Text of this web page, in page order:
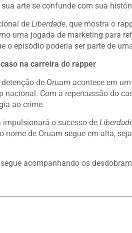
arte se confunde com sua
de Liberdade, que mostra o
uma jogada de marketing para
o episódio poderia ser parte de
na carreira do rapper
de Oruam acontece em
nacional. Com a repercussão do
ao crime.
impulsionará o sucesso de
nome de Oruam segue em alta,
acompanhando os